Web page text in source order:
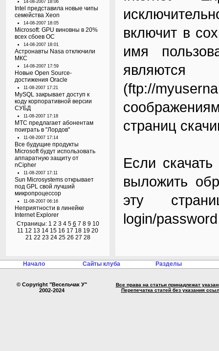
14-08-2007 18:06
Intel представила новые чипы
семейства Xeon
14-08-2007 18:05
Microsoft: GPU виновны в 20%
всех сбоев ОС
14-08-2007 18:01
Астронавты Nasa отключили
МКС
14-08-2007 17:59
Новые Open Source-
достижения Oracle
11-08-2007 17:21
MySQL закрывает доступ к
коду корпоративной версии
СУБД
11-08-2007 17:18
МТС предлагает абонентам
поиграть в "Лордов"
11-08-2007 17:14
Все будущие продукты
Microsoft будут использовать
аппаратную защиту от
nCipher
11-08-2007 17:11
Sun Microsystems открывает
под GPL свой лучший
микропроцессор
11-08-2007 06:16
Неприятности в линейке
Internet Explorer
Страницы: 1 2 3 4 5 6 7 8 9 10
11 12 13 14 15 16 17 18 19 20
21 22 23 24 25 26 27 28
включит в
имя
(ftp://
страниц
Если
выложить
эту
login/
Начало Сайты клуба Разделы
© Copyright "Весельчак У"
2002-2024
Все права на статьи принадлежат
Перепечатка статей без указания